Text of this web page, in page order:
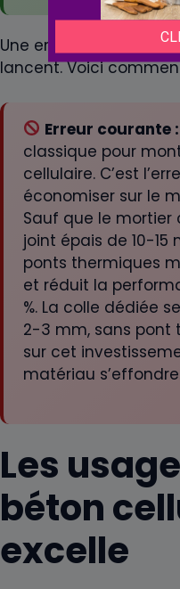
Une erreur revient
lancent. Voici
Erreur courante :
classique pour
cellulaire. C’est
économiser sur le
Sauf que le mortier
joint épais de 10-
ponts thermiques
et réduit la
%. La colle dédiée
2-3 mm, sans pont
sur cet
matériau
Les
béton
excelle